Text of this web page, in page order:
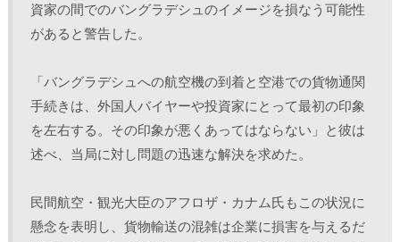
資家の間でのバングラデシュのイメージを損なう可能性
があると警告した。
「バングラデシュへの航空機の到着と空港での貨物通関
手続きは、外国人バイヤーや投資家にとって最初の印象
を左右する。その印象が悪くあってはならない」と彼は
述べ、当局に対し問題の迅速な解決を求めた。
民間航空・観光大臣のアフロザ・カナム氏もこの状況に
懸念を表明し、貨物輸送の混雑は企業に損害を与えるだ